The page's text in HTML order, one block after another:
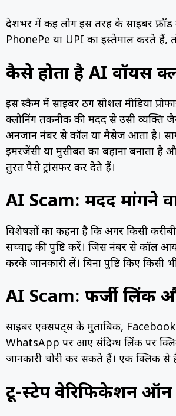
देशभर में कई लोग इस तरह के साइबर
PhonePe या UPI का इस्तेमाल करते हैं,
कैसे होता है AI वॉयस
इस स्कैम में साइबर ठग सोशल मीडिया
क्लोनिंग तकनीक की मदद से उसी व्यक्ति
अनजान नंबर से कॉल या मैसेज आता है।
इमरजेंसी या मुसीबत का बहाना बनाता है
तुरंत पैसे ट्रांसफर कर देते हैं।
AI Scam: मदद मांगने
विशेषज्ञों का कहना है कि अगर किसी
सच्चाई की पुष्टि करें। जिस नंबर से कॉल
करके जानकारी लें। बिना पुष्टि किए
AI Scam: फर्जी लिंक
साइबर एक्सपर्ट्स के मुताबिक, Facebook
WhatsApp पर आए संदिग्ध लिंक पर
जानकारी चोरी कर सकते हैं। एक क्लिक से
टू-स्टेप वेरिफिकेशन ऑन